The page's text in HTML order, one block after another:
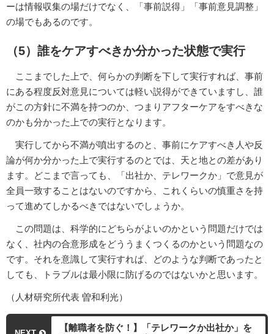
ーは情報収集の場だけでなく、「事前説得」「事前意見調整」
の場でもあるのです。
（5）誰をケアすべきか分かった状態で実行
ここまでした上で、何らかの判断を下して実行すれば、事前
にある程度反対意見については軽い説得ができていますし、誰
がこの方針に不満を持つのか、つまりアフターケアをすべきな
のかも分かった上での実行となります。
実行してから不満が噴出するのと、事前にケアすべき人や反
論が何か分かった上で実行するのとでは、天と地との差があり
ます。どこまで言っても、「出社か、テレワークか」で意見が
全員一致することはないのですから、これくらいの慎重さを持
って進めてしかるべきではないでしょうか。
この問題は、科学的にどちらがよいのかという問題だけでは
なく、社内の合意形成をどううまくつくるのかという問題なの
です。それを意識して実行すれば、どのような判断であったと
しても、トラブルは最小限に防げるのではないかと思います。
（人材研究所代表 曽和利光）
【離職者を防ぐ！】「テレワークか出社か」を